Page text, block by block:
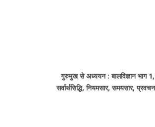
गुरुमुख से अध्ययन : बालविज्ञान भाग 1,
सर्वार्थसिद्धि, नियमसार, समयसार,